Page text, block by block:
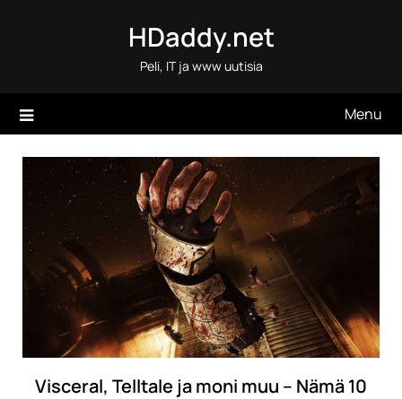
HDaddy.net
Peli, IT ja www uutisia
Menu
Visceral, Telltale ja moni muu – Nämä 10